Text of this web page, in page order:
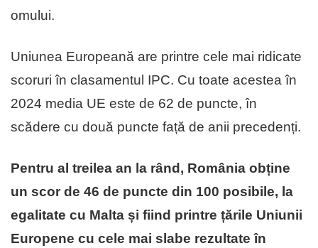
omului.
Uniunea Europeană are printre cele mai ridicate
scoruri în clasamentul IPC. Cu toate acestea în
2024 media UE este de 62 de puncte, în
scădere cu două puncte față de anii precedenți.
Pentru al treilea an la rând, România obține
un scor de 46 de puncte din 100 posibile, la
egalitate cu Malta și fiind printre țările Uniunii
Europene cu cele mai slabe rezultate în